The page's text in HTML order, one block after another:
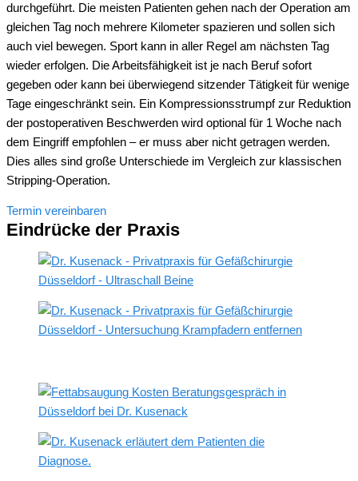
durchgeführt. Die meisten Patienten gehen nach der Operation am
gleichen Tag noch mehrere Kilometer spazieren und sollen sich
auch viel bewegen. Sport kann in aller Regel am nächsten Tag
wieder erfolgen. Die Arbeitsfähigkeit ist je nach Beruf sofort
gegeben oder kann bei überwiegend sitzender Tätigkeit für wenige
Tage eingeschränkt sein. Ein Kompressionsstrumpf zur Reduktion
der postoperativen Beschwerden wird optional für 1 Woche nach
dem Eingriff empfohlen – er muss aber nicht getragen werden.
Dies alles sind große Unterschiede im Vergleich zur klassischen
Stripping-Operation.
Termin vereinbaren
Eindrücke der Praxis